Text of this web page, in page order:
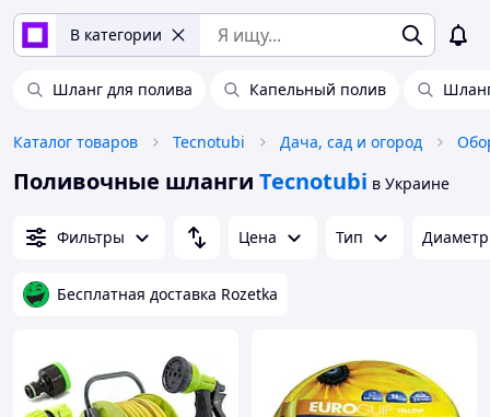
В категории
Шланг для полива Капельный полив
Каталог товаров Tecnotubi Дача, сад и огород
Поливочные шланги Tecnotubi в Украине
Фильтры Цена Тип
Бесплатная доставка Rozetka